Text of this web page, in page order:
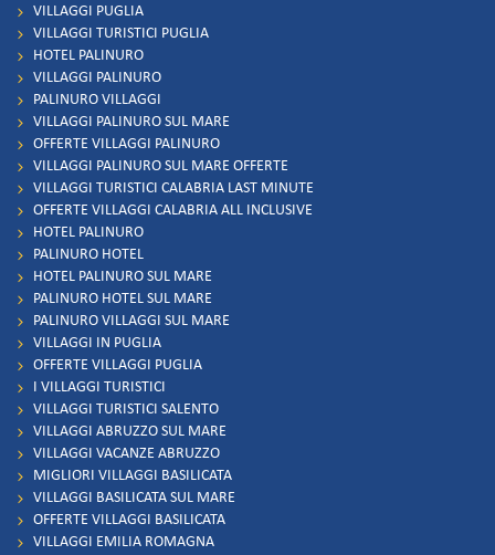
VILLAGGI PUGLIA
VILLAGGI TURISTICI PUGLIA
HOTEL PALINURO
VILLAGGI PALINURO
PALINURO VILLAGGI
VILLAGGI PALINURO SUL MARE
OFFERTE VILLAGGI PALINURO
VILLAGGI PALINURO SUL MARE OFFERTE
VILLAGGI TURISTICI CALABRIA LAST MINUTE
OFFERTE VILLAGGI CALABRIA ALL INCLUSIVE
HOTEL PALINURO
PALINURO HOTEL
HOTEL PALINURO SUL MARE
PALINURO HOTEL SUL MARE
PALINURO VILLAGGI SUL MARE
VILLAGGI IN PUGLIA
OFFERTE VILLAGGI PUGLIA
I VILLAGGI TURISTICI
VILLAGGI TURISTICI SALENTO
VILLAGGI ABRUZZO SUL MARE
VILLAGGI VACANZE ABRUZZO
MIGLIORI VILLAGGI BASILICATA
VILLAGGI BASILICATA SUL MARE
OFFERTE VILLAGGI BASILICATA
VILLAGGI EMILIA ROMAGNA